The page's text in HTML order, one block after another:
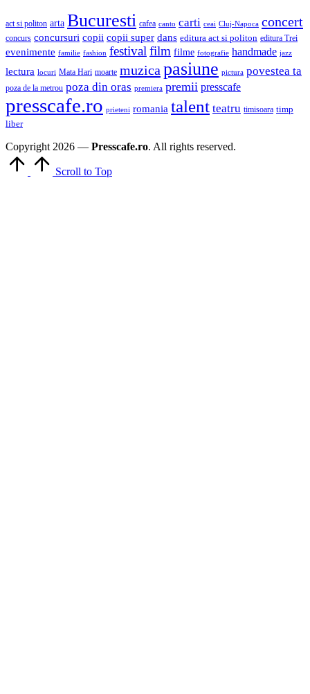
act si politon arta Bucuresti cafea canto carti ceai Cluj-Napoca concert
concurs concursuri copii copii super dans editura act si politon editura Trei
evenimente familie fashion festival film filme fotografie handmade jazz
lectura locuri Mata Hari moarte muzica pasiune pictura povestea ta
poza de la metrou poza din oras premiera premii presscafe
presscafe.ro prieteni romania talent teatru timisoara timp
liber
Copyright 2026 — Presscafe.ro. All rights reserved.
Scroll to Top